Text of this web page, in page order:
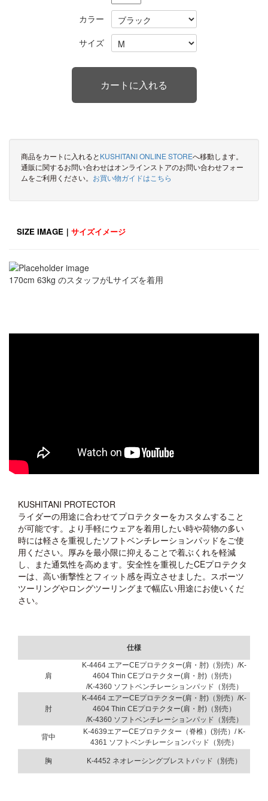
カラー
サイズ
商品をカートに入れると KUSHITANI ONLINE STOREへ移動します。
通販に関するお問い合わせはオンラインストアのお問い合わせフォー
ムをご利用ください。 お買い物ガイドはこちら
SIZE IMAGE｜ サイズイメージ
170cm 63kg のスタッフがLサイズを着用
KUSHITANI PROTECTOR
ライダーの用途に合わせてプロテクターをカスタムすること
が可能です。より手軽にウェアを着用したい時や荷物の多い
時には軽さを重視したソフトベンチレーションパッドをご使
用ください。厚みを最小限に抑えることで着ぶくれを軽減
し、また通気性を高めます。安全性を重視したCEプロテクタ
ーは、高い衝撃性とフィット感を両立させました。スポーツ
ツーリングやロングツーリングまで幅広い用途にお使いくだ
さい。
仕様
肩
K-4464 エアーCEプロテクター(肩・肘)（別売）/K-
4604 Thin CEプロテクター(肩・肘)（別売）
/K-4360 ソフトベンチレーションパッド（別売）
肘
K-4464 エアーCEプロテクター(肩・肘)（別売）/K-
4604 Thin CEプロテクター(肩・肘)（別売）
/K-4360 ソフトベンチレーションパッド（別売）
背中
K-4639エアーCEプロテクター（脊椎）(別売）/ K-
4361 ソフトベンチレーションパッド（別売）
胸 K-4452 ネオレーシングブレストパッド（別売）